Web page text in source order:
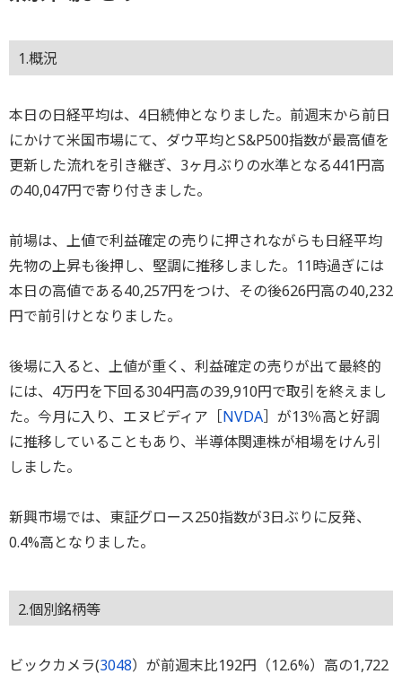
1.概況
本日の日経平均は、4日続伸となりました。前週末から前日
にかけて米国市場にて、ダウ平均とS&P500指数が最高値を
更新した流れを引き継ぎ、3ヶ月ぶりの水準となる441円高
の40,047円で寄り付きました。
前場は、上値で利益確定の売りに押されながらも日経平均
先物の上昇も後押し、堅調に推移しました。11時過ぎには
本日の高値である40,257円をつけ、その後626円高の40,232
円で前引けとなりました。
後場に入ると、上値が重く、利益確定の売りが出て最終的
には、4万円を下回る304円高の39,910円で取引を終えまし
た。今月に入り、エヌビディア［NVDA］が13％高と好調
に推移していることもあり、半導体関連株が相場をけん引
しました。
新興市場では、東証グロース250指数が3日ぶりに反発、
0.4%高となりました。
2.個別銘柄等
ビックカメラ(3048）が前週末比192円（12.6%）高の1,722